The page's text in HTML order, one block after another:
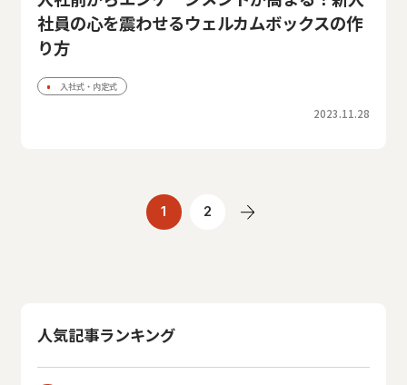
社員の心を震わせるウェルカムボックスの作
り方
入社式・内定式
2023.11.28
1 2
人気記事ランキング